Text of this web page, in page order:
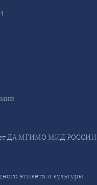
ДА МГИМО МИД РОССИИ
этикета и культуры